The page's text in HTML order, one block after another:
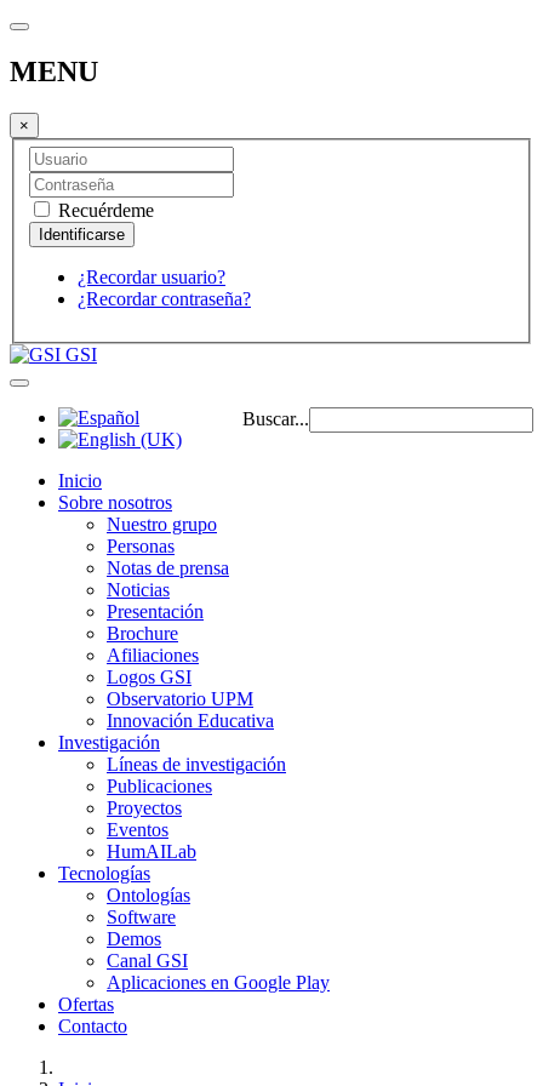
MENU
×
Recuérdeme
¿Recordar usuario?
¿Recordar contraseña?
GSI
Buscar...
Inicio
Sobre nosotros
Nuestro grupo
Personas
Notas de prensa
Noticias
Presentación
Brochure
Afiliaciones
Logos GSI
Observatorio UPM
Innovación Educativa
Investigación
Líneas de investigación
Publicaciones
Proyectos
Eventos
HumAILab
Tecnologías
Ontologías
Software
Demos
Canal GSI
Aplicaciones en Google Play
Ofertas
Contacto